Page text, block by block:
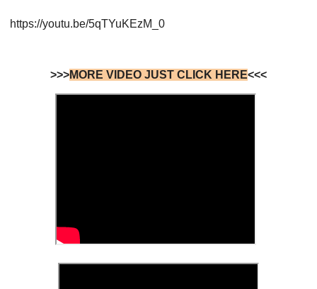
https://youtu.be/5qTYuKEzM_0
>>>MORE VIDEO JUST CLICK HERE<<<